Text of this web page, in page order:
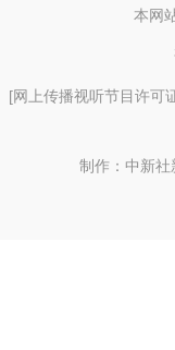
本网
[网上传播视听节目许可
制作：中新